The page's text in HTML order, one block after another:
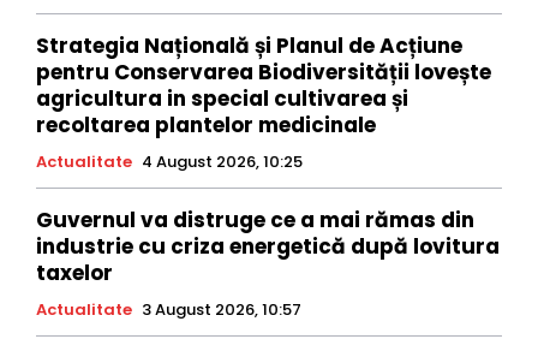
Strategia Națională și Planul de Acțiune
pentru Conservarea Biodiversității lovește
agricultura in special cultivarea și
recoltarea plantelor medicinale
Actualitate 4 August 2026, 10:25
Guvernul va distruge ce a mai rămas din
industrie cu criza energetică după lovitura
taxelor
Actualitate 3 August 2026, 10:57